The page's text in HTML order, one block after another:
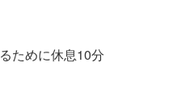
ために休息10分